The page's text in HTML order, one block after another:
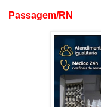
Passagem/RN